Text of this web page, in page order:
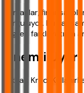
Uzmanlar, finansal
vurguluyor. Bu
bilgiler, farklı
Önemli Uyarı
Dikkat: Kredi